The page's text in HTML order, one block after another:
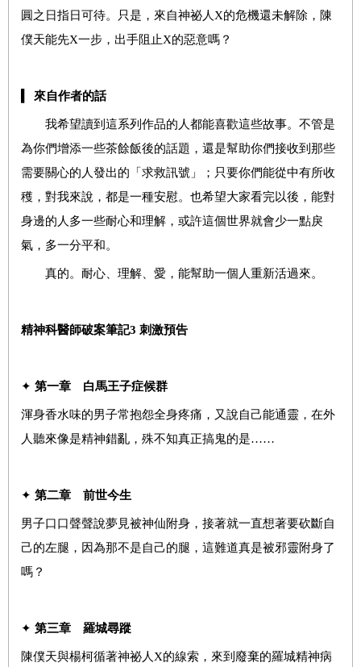
圓之日指日可待。只是，來自神祕人X的危機還未解除，陳
僕天能先X一步，出手阻止X的惡意嗎？
來自作者的話
我希望讀到這系列作品的人都能喜歡這些故事。不管是
為你們增添一些茶餘飯後的話題，還是幫助你們接收到那些
需要關心的人發出的「求救訊號」；只要你們能從中有所收
穫，對我來說，都是一種安慰。也希望大家看完以後，能對
身邊的人多一些耐心和理解，或許這個世界就會少一點戾
氣，多一分平和。
真的。耐心、理解、愛，能幫助一個人重新活過來。
精神科醫師破案筆記3 刺激預告
✦ 第一章 白馬王子症候群
渾身香水味的男子常抱怨全身疼痛，又說自己能通靈，在外
人聽來像是精神錯亂，殊不知真正搞鬼的是……
✦ 第二章 前世今生
男子口口聲聲說夢見被神仙附身，接著就一直想著要砍斷自
己的左腿，因為那不是自己的腿，這難道真是被邪靈附身了
嗎？
✦ 第三章 羅城尋蹤
陳僕天與楊柯循著神祕人X的線索，來到廢棄的羅城精神病